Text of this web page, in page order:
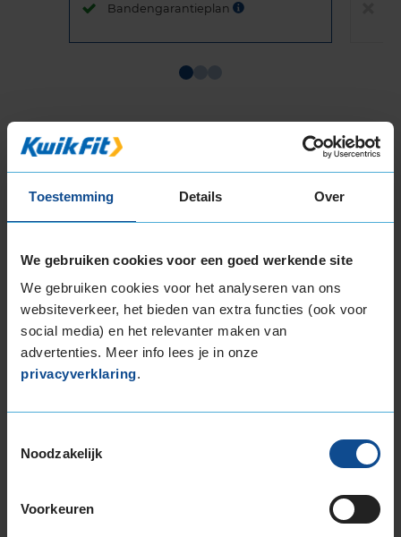
Toestemming Details Over
We gebruiken cookies voor een goed werkende site
We gebruiken cookies voor het analyseren van ons
websiteverkeer, het bieden van extra functies (ook voor
social media) en het relevanter maken van
advertenties. Meer info lees je in onze
privacyverklaring.
Noodzakelijk
Voorkeuren
Bandengarantieplan
1
of
14-inch banden
155/65R14 75T
165/60R14 75H
165/65R14 79T
165/70R14 85T EXTRALOAD
175/65R14 82T
185/55R14 80H
185/65R14 86H